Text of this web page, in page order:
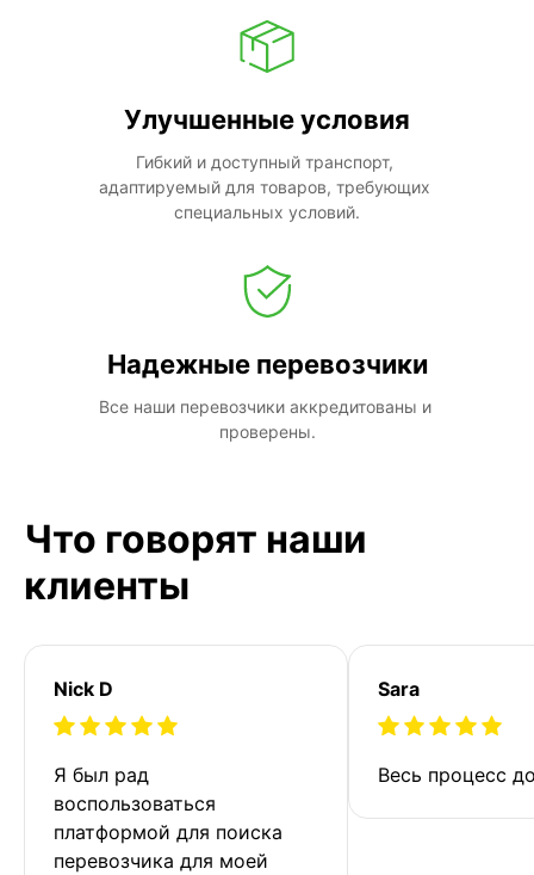
Улучшенные условия
Гибкий и доступный транспорт,
адаптируемый для товаров, требующих
специальных условий.
Надежные перевозчики
Все наши перевозчики аккредитованы и
проверены.
Что говорят наши
клиенты
Nick D
Я был рад
воспользоваться
платформой для поиска
перевозчика для моей
Sara
Весь процесс